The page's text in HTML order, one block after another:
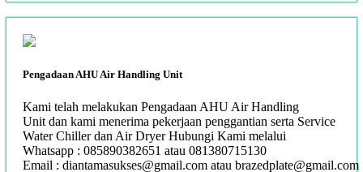
Pengadaan AHU Air Handling Unit
Kami telah melakukan Pengadaan AHU Air Handling
Unit dan kami menerima pekerjaan penggantian serta Service
Water Chiller dan Air Dryer Hubungi Kami melalui
Whatsapp : 085890382651 atau 081380715130
Email : diantamasukses@gmail.com atau brazedplate@gmail.com